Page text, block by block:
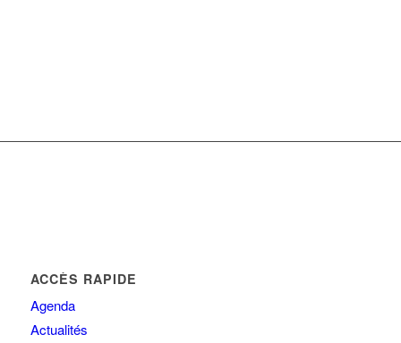
ACCÈS RAPIDE
Agenda
Actualités